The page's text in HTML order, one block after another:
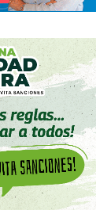
con el que
chocará de
no tenemos
que pueda